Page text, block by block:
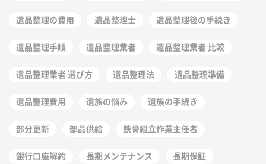
遺品整理の費用 遺品整理士 遺品整理後の手続き
遺品整理手順 遺品整理業者 遺品整理業者 比較
遺品整理業者 選び方 遺品整理法 遺品整理準備
遺品整理費用 遺族の悩み 遺族の手続き
部分更新 部品供給 鉄骨組立作業主任者
銀行口座解約 長期メンテナンス 長期保証